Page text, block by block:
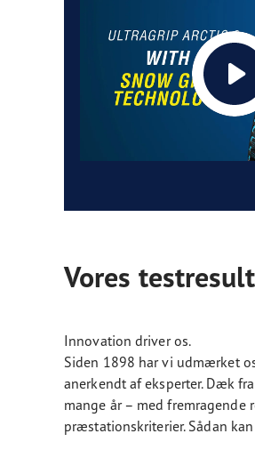
Vores
Innovation driver os.
Siden 1898 har vi udmærket
anerkendt af eksperter. Dæk
mange år – med fremragende
præstationskriterier. Sådan